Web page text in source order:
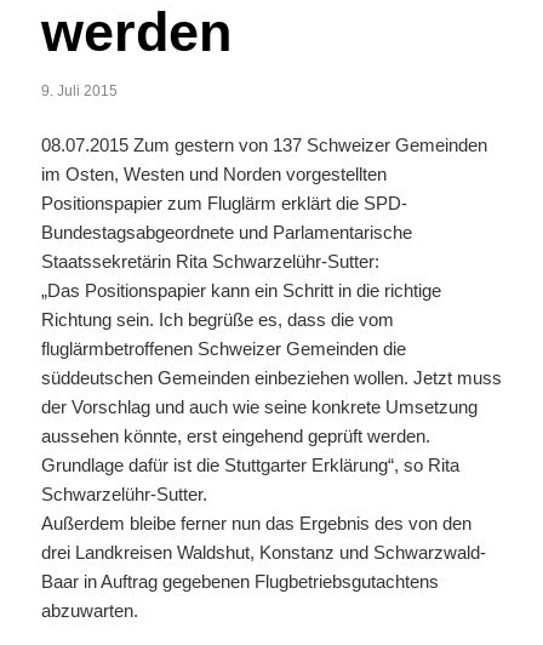
werden
9. Juli 2015
08.07.2015 Zum gestern von 137 Schweizer Gemeinden
im Osten, Westen und Norden vorgestellten
Positionspapier zum Fluglärm erklärt die SPD-
Bundestagsabgeordnete und Parlamentarische
Staatssekretärin Rita Schwarzelühr-Sutter:
„Das Positionspapier kann ein Schritt in die richtige
Richtung sein. Ich begrüße es, dass die vom
fluglärmbetroffenen Schweizer Gemeinden die
süddeutschen Gemeinden einbeziehen wollen. Jetzt muss
der Vorschlag und auch wie seine konkrete Umsetzung
aussehen könnte, erst eingehend geprüft werden.
Grundlage dafür ist die Stuttgarter Erklärung“, so Rita
Schwarzelühr-Sutter.
Außerdem bleibe ferner nun das Ergebnis des von den
drei Landkreisen Waldshut, Konstanz und Schwarzwald-
Baar in Auftrag gegebenen Flugbetriebsgutachtens
abzuwarten.